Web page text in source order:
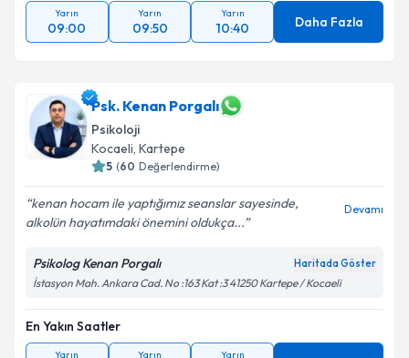
Yarın
09:00
Yarın
09:50
Yarın
10:40 Daha Fazla
Psk. Kenan Porgalı
Psikoloji
Kocaeli, Kartepe
5 (60 Değerlendirme)
kenan hocam ile yaptığımız seanslar sayesinde,
alkolün hayatımdaki önemini oldukça...
Devamı
Psikolog Kenan Porgalı Haritada Göster
İstasyon Mah. Ankara Cad. No :163 Kat :3 41250 Kartepe / Kocaeli
En Yakın Saatler
Yarın Yarın Yarın